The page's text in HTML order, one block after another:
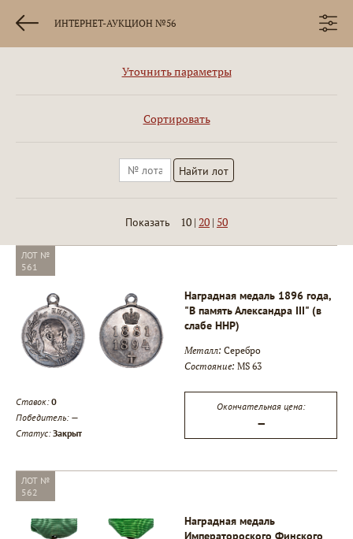
ИНТЕРНЕТ-АУКЦИОН №56
Уточнить параметры
Сортировать
Показать 10 | 20 | 50
ЛОТ №
561
Наградная медаль 1896 года,
"В память Александра III" (в
слабе ННР)
Металл: Серебро
Состояние: MS 63
Ставок:0
Победитель: —
Статус:Закрыт
Окончательная цена:
—
ЛОТ №
562
Наградная медаль
Императороского Финского